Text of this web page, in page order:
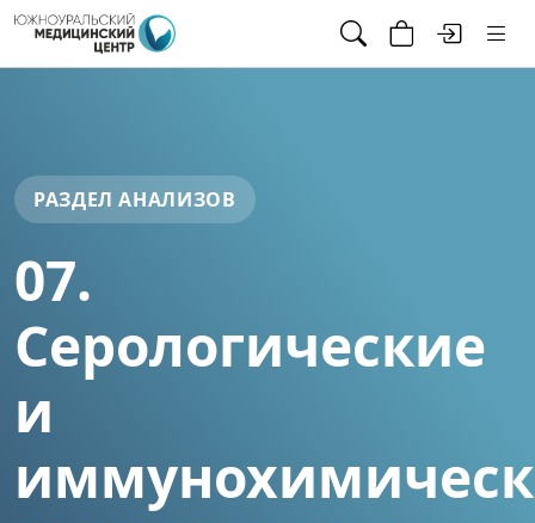
РАЗДЕЛ АНАЛИЗОВ
07.
Серологические
и